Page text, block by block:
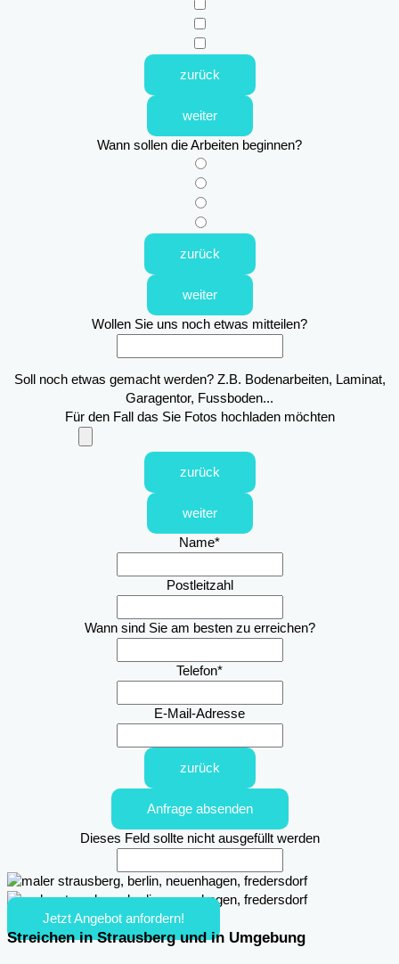
zurück
weiter
Wann sollen die Arbeiten beginnen?
zurück
weiter
Wollen Sie uns noch etwas mitteilen?
Soll noch etwas gemacht werden? Z.B. Bodenarbeiten, Laminat,
Garagentor, Fussboden...
Für den Fall das Sie Fotos hochladen möchten
zurück
weiter
Name*
Postleitzahl
Wann sind Sie am besten zu erreichen?
Telefon*
E-Mail-Adresse
zurück
Anfrage absenden
Dieses Feld sollte nicht ausgefüllt werden
Jetzt Angebot anfordern!
Streichen in Strausberg und in Umgebung